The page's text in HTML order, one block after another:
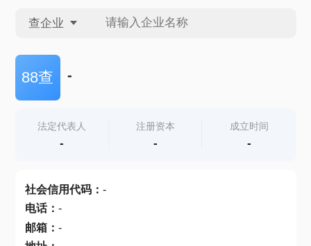
查企业
查企业
查产地
88查 -
法定代表人
-
注册资本
-
成立时间
-
社会信用代码： -
电话： -
邮箱： -